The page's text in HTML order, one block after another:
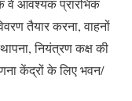
वे आवश्यक प्रारंभिक
तैयार करना, वाहनों
नियंत्रण कक्ष की
केंद्रों के लिए भवन/